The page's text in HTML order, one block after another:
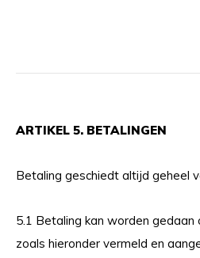
ARTIKEL 5. BETALINGEN
Betaling geschiedt altijd geheel
5.1 Betaling kan worden gedaan
zoals hieronder vermeld en